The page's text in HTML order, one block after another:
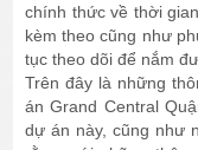
chính thức về thời
kèm theo cũng như
tục theo dõi để nắm
Trên đây là những
án Grand Central
dự án này, cũng như